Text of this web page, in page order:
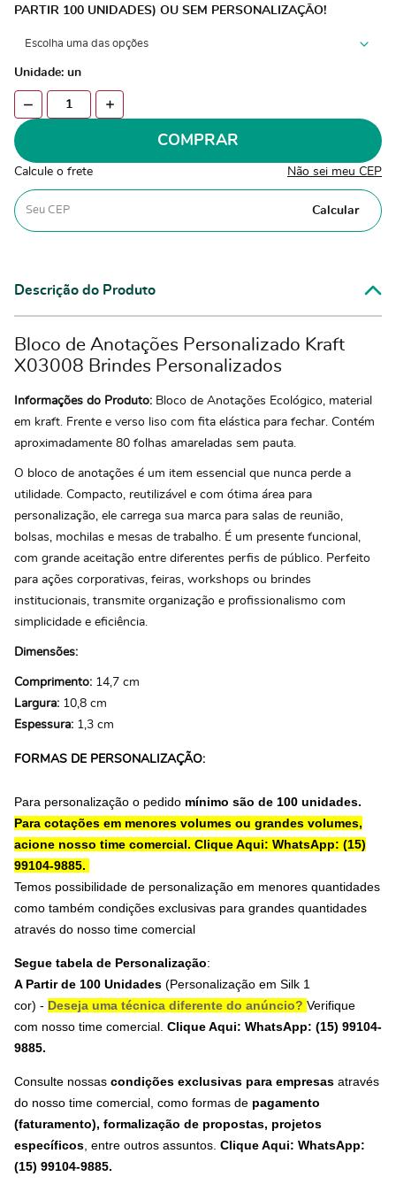
PARTIR 100 UNIDADES) OU SEM PERSONALIZAÇÃO!
Unidade: un
COMPRAR
Calcule o frete Não sei meu CEP
Calcular
Descrição do Produto
Bloco de Anotações Personalizado Kraft
X03008 Brindes Personalizados
Informações do Produto: Bloco de Anotações Ecológico, material
em kraft. Frente e verso liso com fita elástica para fechar. Contém
aproximadamente 80 folhas amareladas sem pauta.
O bloco de anotações é um item essencial que nunca perde a
utilidade. Compacto, reutilizável e com ótima área para
personalização, ele carrega sua marca para salas de reunião,
bolsas, mochilas e mesas de trabalho. É um presente funcional,
com grande aceitação entre diferentes perfis de público. Perfeito
para ações corporativas, feiras, workshops ou brindes
institucionais, transmite organização e profissionalismo com
simplicidade e eficiência.
Dimensões:
Comprimento: 14,7 cm
Largura: 10,8 cm
Espessura: 1,3 cm
FORMAS DE PERSONALIZAÇÃO:
Para personalização o pedido mínimo são de 100 unidades.
Para cotações em menores volumes ou grandes volumes,
acione nosso time comercial. Clique Aqui: WhatsApp: (15)
99104-9885.
Temos possibilidade de personalização em menores quantidades
como também condições exclusivas para grandes quantidades
através do nosso time comercial
Segue tabela de Personalização:
A Partir de 100 Unidades (Personalização em Silk 1
cor) - Deseja uma técnica diferente do anúncio? Verifique
com nosso time comercial. Clique Aqui: WhatsApp: (15) 99104-
9885.
Consulte nossas condições exclusivas para empresas através
do nosso time comercial, como formas de pagamento
(faturamento), formalização de propostas, projetos
específicos , entre outros assuntos. Clique Aqui: WhatsApp:
(15) 99104-9885.